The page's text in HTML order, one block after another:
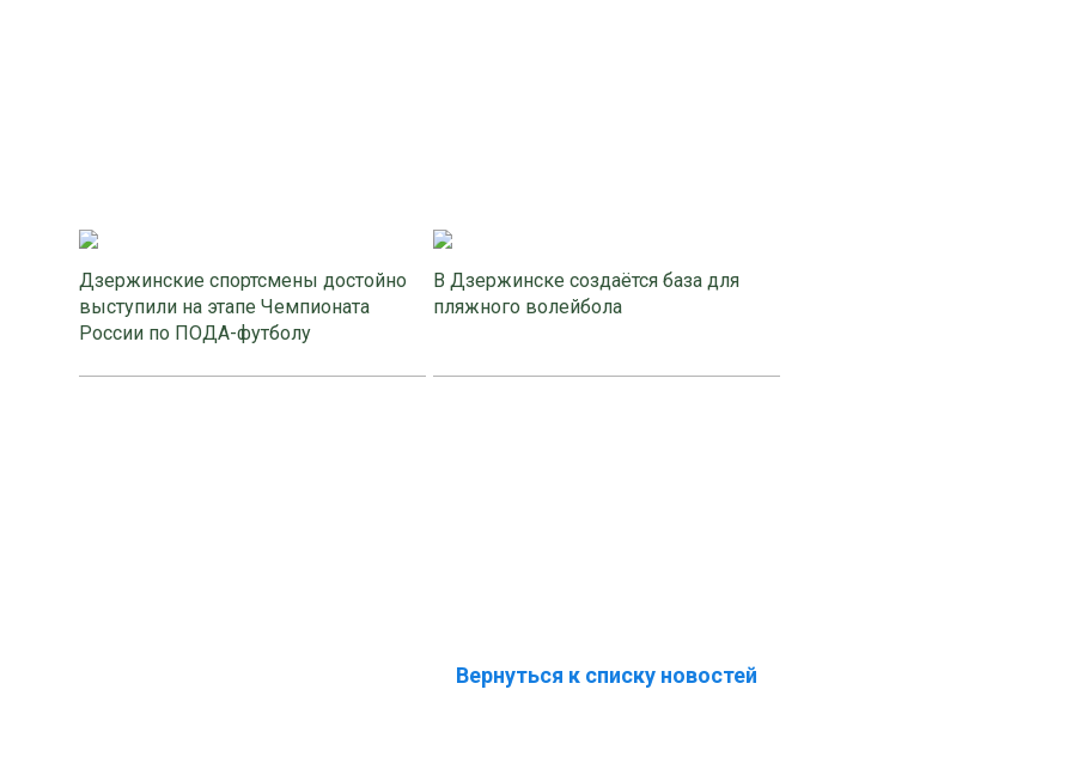
Дзержинские спортсмены достойно
выступили на этапе Чемпионата
России по ПОДА-футболу
В Дзержинске создаётся база для
пляжного волейбола
Вернуться к списку новостей